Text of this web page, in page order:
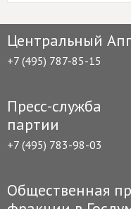
Центральный
+7 (495) 787-85-15
Пресс-служба
партии
+7 (495) 783-98-03
Общественная